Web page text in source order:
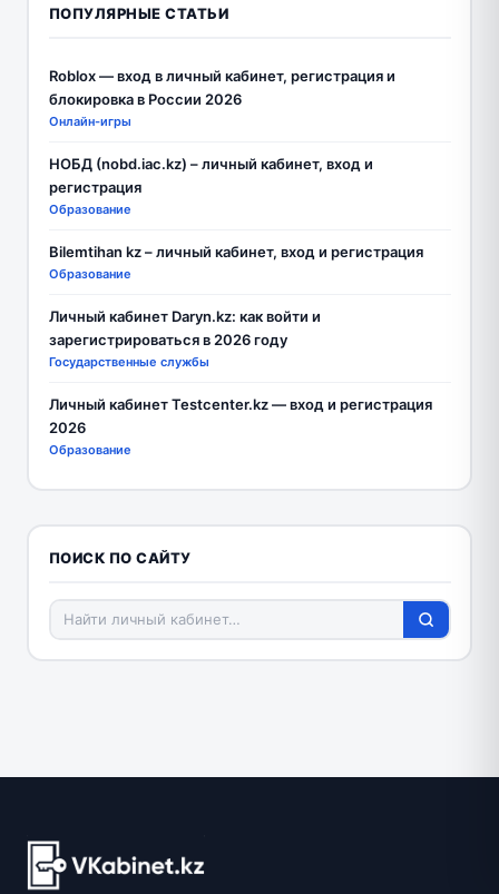
ПОПУЛЯРНЫЕ СТАТЬИ
Roblox — вход в личный кабинет, регистрация и
блокировка в России 2026
Онлайн-игры
НОБД (nobd.iac.kz) – личный кабинет, вход и
регистрация
Образование
Bilemtihan kz – личный кабинет, вход и регистрация
Образование
Личный кабинет Daryn.kz: как войти и
зарегистрироваться в 2026 году
Государственные службы
Личный кабинет Testcenter.kz — вход и регистрация
2026
Образование
ПОИСК ПО САЙТУ